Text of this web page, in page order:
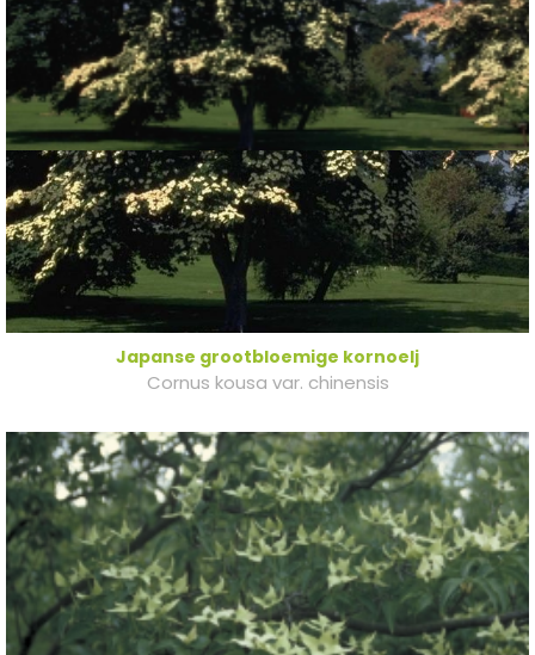
Japanse grootbloemige kornoelj
Cornus kousa var. chinensis